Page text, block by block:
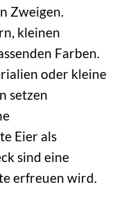
Zweigen.
kleinen
Farben.
oder kleine
setzen
Eier als
sind eine
erfreuen wird.